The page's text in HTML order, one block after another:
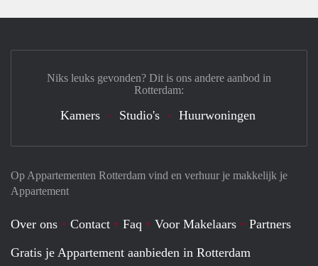
Op Appartementen Rotterdam vind en verhuur je makkelijk je
Appartement
Over ons Contact Faq Voor Makelaars
Partners
Gratis je Appartement aanbieden in Rotterdam
Niks leuks gevonden? Dit is ons andere aanbod in
Rotterdam:
Kamers Studio's Huurwoningen